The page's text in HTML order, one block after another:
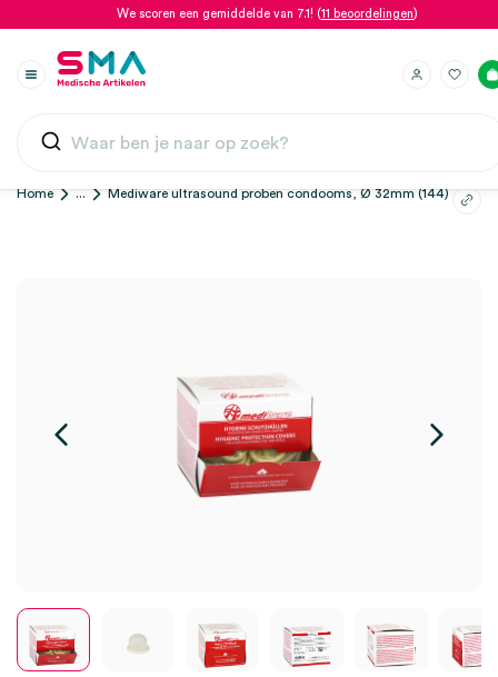
We scoren een gemiddelde van 7.1! (11 beoordelingen)
Home ... Mediware ultrasound proben condooms, Ø 32mm (144)